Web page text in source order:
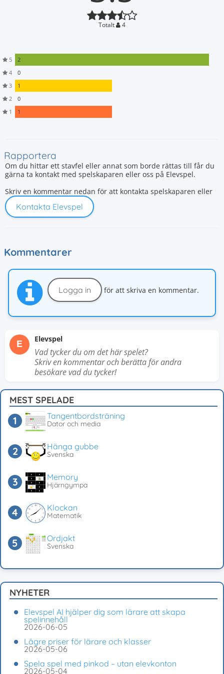
Totalt 4
5
2
4
0
3
1
2
0
1
1
Rapportera
Om du hittar ett stavfel eller annat som borde rättas till får du
gärna ta kontakt med spelskaparen eller oss på Elevspel.
Skriv en kommentar nedan för att kontakta spelskaparen eller
Kontakta Elevspel
Kommentarer
Logga in för att skriva en kommentar.
E Elevspel
Vad tycker du om det här spelet?
Skriv en kommentar och berätta för andra
besökare vad du tycker!
MEST SPELADE
Tangentbordsträning
Dator och media
Hänga gubbe
Svenska
Memory
Hjärngympa
Klockan
Matematik
Ordjakt
Svenska
NYHETER
Elevspel AI hjälper dig som lärare att skapa
spelinnehåll
2026-06-05
Lägre priser för lärare och klasser
2026-05-06
Spela spel med pinkod – utan elevkonton
2026-05-04